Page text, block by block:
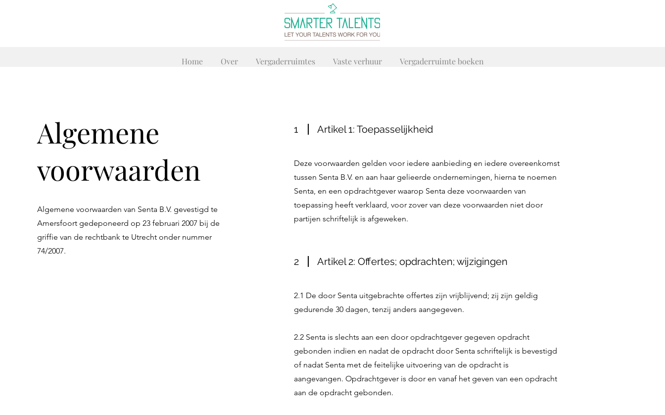
Home Over Vergaderruimtes Vaste verhuur Vergaderruimte boeken
Algemene
voorwaarden
Algemene voorwaarden van Senta B.V. gevestigd te
Amersfoort gedeponeerd op 23 februari 2007 bij de
griffie van de rechtbank te Utrecht onder nummer
74/2007.
1 Artikel 1: Toepasselijkheid
Deze voorwaarden gelden voor iedere aanbieding en iedere overeenkomst
tussen Senta B.V. en aan haar gelieerde ondernemingen, hierna te noemen
Senta, en een opdrachtgever waarop Senta deze voorwaarden van
toepassing heeft verklaard, voor zover van deze voorwaarden niet door
partijen schriftelijk is afgeweken.
2 Artikel 2: Offertes; opdrachten; wijzigingen
2.1 De door Senta uitgebrachte offertes zijn vrijblijvend; zij zijn geldig
gedurende 30 dagen, tenzij anders aangegeven.
2.2 Senta is slechts aan een door opdrachtgever gegeven opdracht
gebonden indien en nadat de opdracht door Senta schriftelijk is bevestigd
of nadat Senta met de feitelijke uitvoering van de opdracht is
aangevangen. Opdrachtgever is door en vanaf het geven van een opdracht
aan de opdracht gebonden.